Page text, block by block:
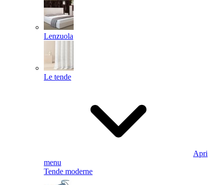
Lenzuola
Le tende
Apri
menu
Tende moderne